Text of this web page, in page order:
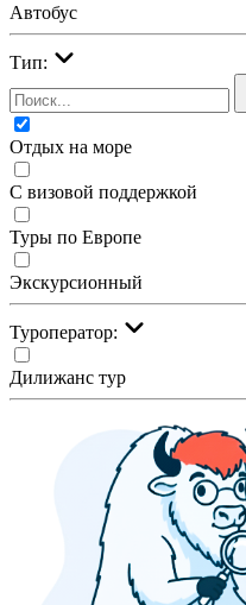
Автобус
Тип:
Отдых на море
С визовой поддержкой
Туры по Европе
Экскурсионный
Туроператор:
Дилижанс тур